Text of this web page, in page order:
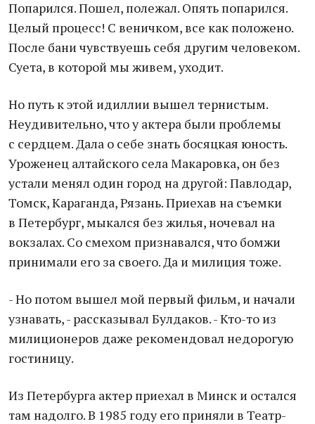
Попарился. Пошел, полежал. Опять попарился.
Целый процесс! С веничком, все как положено.
После бани чувствуешь себя другим человеком.
Суета, в которой мы живем, уходит.
Но путь к этой идиллии вышел тернистым.
Неудивительно, что у актера были проблемы
с сердцем. Дала о себе знать босяцкая юность.
Уроженец алтайского села Макаровка, он без
устали менял один город на другой: Павлодар,
Томск, Караганда, Рязань. Приехав на съемки
в Петербург, мыкался без жилья, ночевал на
вокзалах. Со смехом признавался, что бомжи
принимали его за своего. Да и милиция тоже.
- Но потом вышел мой первый фильм, и начали
узнавать, - рассказывал Булдаков. - Кто-то из
милиционеров даже рекомендовал недорогую
гостиницу.
Из Петербурга актер приехал в Минск и остался
там надолго. В 1985 году его приняли в Театр-